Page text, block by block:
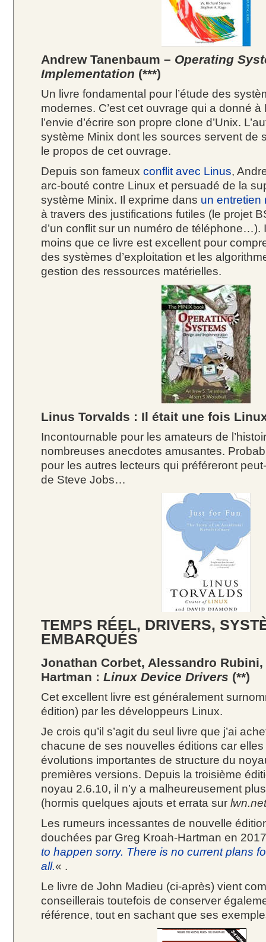
Andrew Tanenbaum – Operating
Implementation (***)
Un livre fondamental pour l’étude des
modernes. C’est cet ouvrage qui a donné à
l’envie d’écrire son propre clone d’Unix.
système Minix dont les sources servent de
le propos de cet ouvrage.
Depuis son fameux conflit avec Linus,
arc-bouté contre Linux et persuadé de la
système Minix. Il exprime dans un entretien
à travers des justifications futiles (le projet
d’un conflit sur un numéro de téléphone…).
moins que ce livre est excellent pour
des systèmes d’exploitation et les
gestion des ressources matérielles.
Linus Torvalds : Il était une fois
Incontournable pour les amateurs de
nombreuses anecdotes amusantes.
pour les autres lecteurs qui préféreront
de Steve Jobs…
TEMPS RÉEL, DRIVERS,
EMBARQUÉS
Jonathan Corbet, Alessandro Rubini,
Hartman : Linux Device Drivers (**)
Cet excellent livre est généralement
édition) par les développeurs Linux.
Je crois qu’il s’agit du seul livre que j’ai
chacune de ses nouvelles éditions car
évolutions importantes de structure du
premières versions. Depuis la troisième
noyau 2.6.10, il n’y a malheureusement
(hormis quelques ajouts et errata sur lwn.net
Les rumeurs incessantes de nouvelle
douchées par Greg Kroah-Hartman en
to happen sorry. There is no current plans
all.« .
Le livre de John Madieu (ci-après) vient
conseillerais toutefois de conserver
référence, tout en sachant que ses